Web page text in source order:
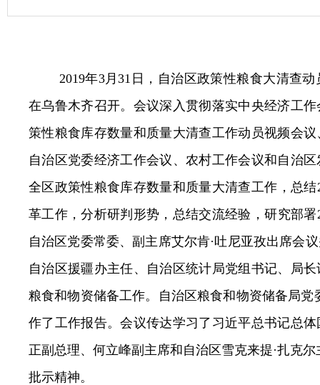
2019年3月31 日，自治区政策性粮食大清查
在乌鲁木齐召开。会议深入贯彻落实中央经济工
策性粮食库存数量和质量大清查工作动员视频会
自治区党委经济工作会议、农村工作会议和自治
全区政策性粮食库存数量和质量大清查工作，总结
革工作，分析研判形势，总结交流经验，研究部署
自治区党委常委、副主席艾尔肯·吐尼亚孜出席会
自治区援疆办主任、自治区统计局党组书记、局
粮食和物资储备工作。自治区粮食和物资储备局党
作了工作报告。会议传达学习了习近平总书记总
正副总理、何立峰副主席和自治区雪克来提·扎克
批示精神。